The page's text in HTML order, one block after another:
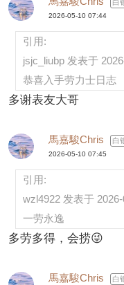
白
2026-05-10 07:44
引用:
jsjc_liubp 发表于
恭喜入手劳力士日志
多谢表友大哥
馬嘉駿Chris 白
2026-05-10 07:45
引用:
wzl4922 发表于
一劳永逸
多劳多得，会捞😜
馬嘉駿Chris 白